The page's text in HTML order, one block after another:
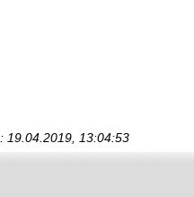
: 19.04.2019, 13:04:53